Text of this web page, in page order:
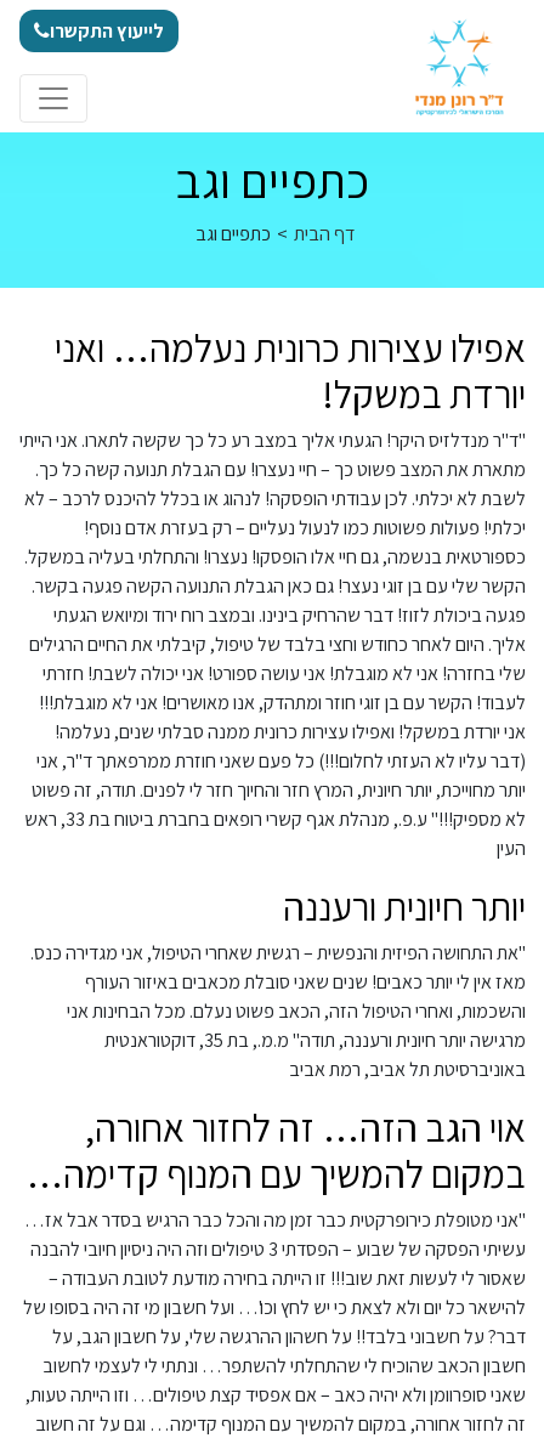
לייעוץ התקשרו
כתפיים וגב
דף הבית > כתפיים וגב
אפילו עצירות כרונית נעלמה… ואני
יורדת במשקל!
"ד"ר מנדלזיס היקר! הגעתי אליך במצב רע כל כך שקשה לתארו. אני הייתי
מתארת את המצב פשוט כך – חיי נעצרו! עם הגבלת תנועה קשה כל כך.
לשבת לא יכלתי. לכן עבודתי הופסקה! לנהוג או בכלל להיכנס לרכב – לא
יכלתי! פעולות פשוטות כמו לנעול נעליים – רק בעזרת אדם נוסף!
כספורטאית בנשמה, גם חיי אלו הופסקו! נעצרו! והתחלתי בעליה במשקל.
הקשר שלי עם בן זוגי נעצר! גם כאן הגבלת התנועה הקשה פגעה בקשר.
פגעה ביכולת לזוז! דבר שהרחיק בינינו. ובמצב רוח ירוד ומיואש הגעתי
אליך. היום לאחר כחודש וחצי בלבד של טיפול, קיבלתי את החיים הרגילים
שלי בחזרה! אני לא מוגבלת! אני עושה ספורט! אני יכולה לשבת! חזרתי
לעבוד! הקשר עם בן זוגי חוזר ומתהדק, אנו מאושרים! אני לא מוגבלת!!!
אני יורדת במשקל! ואפילו עצירות כרונית ממנה סבלתי שנים, נעלמה!
(דבר עליו לא העזתי לחלום!!!) כל פעם שאני חוזרת ממרפאתך ד"ר, אני
יותר מחוייכת, יותר חיונית, המרץ חזר והחיוך חזר לי לפנים. תודה, זה פשוט
לא מספיק!!!" ע.פ., מנהלת אגף קשרי רופאים בחברת ביטוח בת 33, ראש
העין
יותר חיונית ורעננה
"את התחושה הפיזית והנפשית – רגשית שאחרי הטיפול, אני מגדירה כנס.
מאז אין לי יותר כאבים! שנים שאני סובלת מכאבים באיזור העורף
והשכמות, ואחרי הטיפול הזה, הכאב פשוט נעלם. מכל הבחינות אני
מרגישה יותר חיונית ורעננה, תודה" מ.מ., בת 35, דוקטוראנטית
באוניברסיטת תל אביב, רמת אביב
אוי הגב הזה… זה לחזור אחורה,
במקום להמשיך עם המנוף קדימה…
"אני מטופלת כירופרקטית כבר זמן מה והכל כבר הרגיש בסדר אבל אז…
עשיתי הפסקה של שבוע – הפסדתי 3 טיפולים וזה היה ניסיון חיובי להבנה
שאסור לי לעשות זאת שוב!!! זו הייתה בחירה מודעת לטובת העבודה –
להישאר כל יום ולא לצאת כי יש לחץ וכו'… ועל חשבון מי זה היה בסופו של
דבר? על חשבוני בלבד!! על חשהון ההרגשה שלי, על חשבון הגב, על
חשבון הכאב שהוכיח לי שהתחלתי להשתפר… ונתתי לי לעצמי לחשוב
שאני סופרוומן ולא יהיה כאב – אם אפסיד קצת טיפולים… וזו הייתה טעות,
זה לחזור אחורה, במקום להמשיך עם המנוף קדימה… וגם על זה חשוב